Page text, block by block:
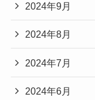
2024年9月
2024年8月
2024年7月
2024年6月